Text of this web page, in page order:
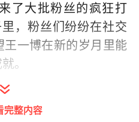
了大批粉丝的疯狂打
，粉丝们纷纷在社交
一博在新的岁月里能
。
完整内容